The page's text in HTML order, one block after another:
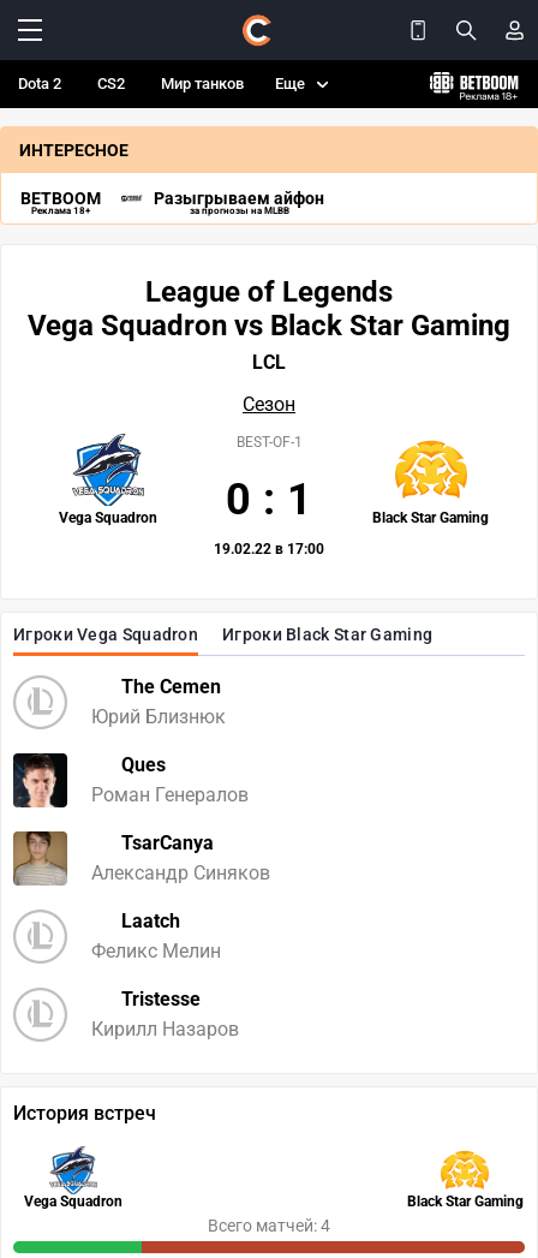
Dota 2 CS2 Мир танков Еще
ИНТЕРЕСНОЕ
BETBOOM
Реклама 18+
Разыгрываем айфон
за прогнозы на MLBB
Игроки Vega Squadron Игроки Black Star Gaming
The Cemen
Юрий Близнюк
Ques
Роман Генералов
TsarCanya
Александр Синяков
Laatch
Феликс Мелин
Tristesse
Кирилл Назаров
League of Legends
Vega Squadron vs Black Star Gaming
LCL
Сезон
Vega Squadron Black Star Gaming
BEST-OF-1
0 : 1
19.02.22 в 17:00
История встреч
Vega Squadron Black Star Gaming
Всего матчей: 4